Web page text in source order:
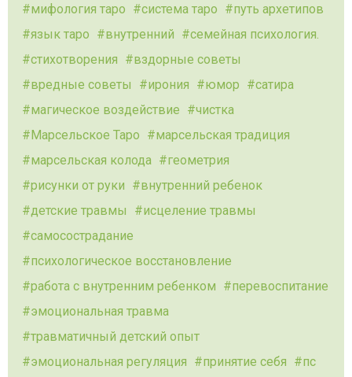
мифология таро
система таро
путь архетипов
язык таро
внутренний
семейная психология.
стихотворения
вздорные советы
вредные советы
ирония юмор
сатира
магическое воздействие
чистка
Марсельское Таро
марсельская традиция
марсельская колода
геометрия
рисунки от руки
внутренний ребенок
детские травмы
исцеление травмы
самосострадание
психологическое восстановление
работа с внутренним ребенком
перевоспитание
эмоциональная травма
травматичный детский опыт
эмоциональная регуляция
принятие себя
пс